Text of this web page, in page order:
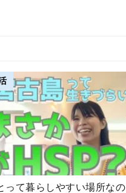
って暮らしやすい場所なの